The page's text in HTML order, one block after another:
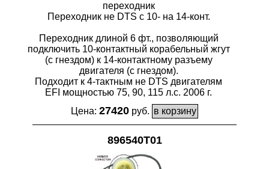
переходник
Переходник не DTS с 10- на 14-конт.
Переходник длиной 6 фт., позволяющий
подключить 10-контактный корабельный жгут
(с гнездом) к 14-контактному разъему
двигателя (с гнездом).
Подходит к 4-тактным не DTS двигателям
ЕFI мощностью 75, 90, 115 л.с. 2006 г.
Цена: 27420 руб.
896540T01